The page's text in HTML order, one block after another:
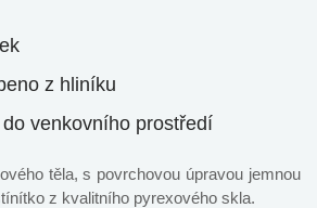
z hliníku
venkovního prostředí
těla, s povrchovou úpravou jemnou
z kvalitního pyrexového skla.